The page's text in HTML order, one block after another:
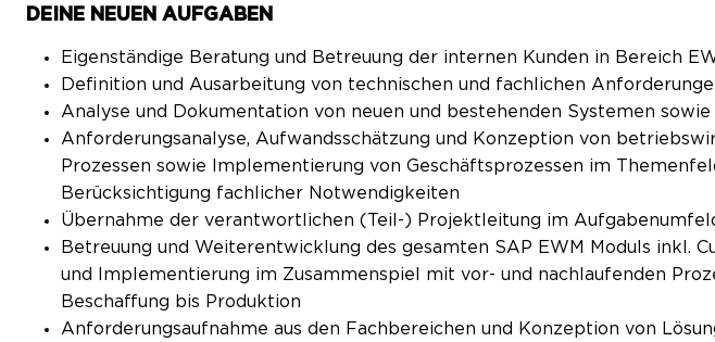
DEINE NEUEN AUFGABEN
Eigenständige Beratung und Betreuung der internen Kunden in Bereich
Definition und Ausarbeitung von technischen und fachlichen
Analyse und Dokumentation von neuen und bestehenden Systemen sowie
Anforderungsanalyse, Aufwandsschätzung und Konzeption von
Prozessen sowie Implementierung von Geschäftsprozessen im
Berücksichtigung fachlicher Notwendigkeiten
Übernahme der verantwortlichen (Teil-) Projektleitung im
Betreuung und Weiterentwicklung des gesamten SAP EWM Moduls inkl.
und Implementierung im Zusammenspiel mit vor- und nachlaufenden
Beschaffung bis Produktion
Anforderungsaufnahme aus den Fachbereichen und Konzeption von